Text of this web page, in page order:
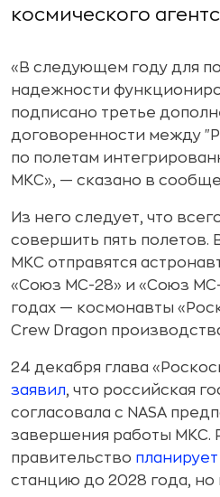
космического
«В следующем году для
надежности
подписано третье
договоренности между
по полетам
МКС», — сказано в
Из него следует, что
совершить пять полетов.
МКС отправятся
«Союз МС-28» и «Союз МС-
годах — космонавты
Crew Dragon
24 декабря глава
заявил, что российская
согласовала с NASA
завершения работы МКС.
правительство планирует
станцию до 2028 года, но